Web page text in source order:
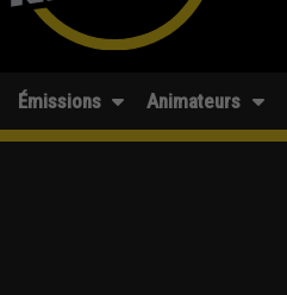
Émissions Animateurs